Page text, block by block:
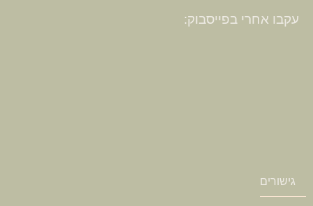
עקבו אחרי בפייסבוק:
גישורים